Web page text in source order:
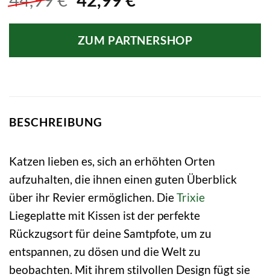
war:
44,99 €
ist:
42,99 €.
ZUM PARTNERSHOP
BESCHREIBUNG
Katzen lieben es, sich an erhöhten Orten
aufzuhalten, die ihnen einen guten Überblick
über ihr Revier ermöglichen. DieTrixie
Liegeplatte mit Kissen ist der perfekte
Rückzugsort für deine Samtpfote, um zu
entspannen, zu dösen und die Welt zu
beobachten. Mit ihrem stilvollen Design fügt sie